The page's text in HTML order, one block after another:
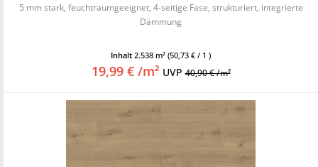
5 mm stark, feuchtraumgeeignet, 4-seitige Fase, strukturiert, integrierte
Dämmung
Inhalt 2.538 m² (50,73 € / 1 )
19,99 € /m² UVP40,90 € /m²